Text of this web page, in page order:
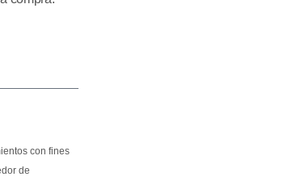
con fines
de